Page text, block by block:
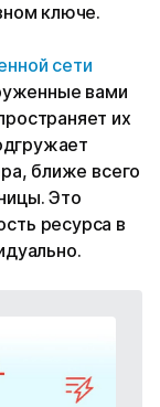
ключе.
сети
вами
их
ближе всего
Это
ресурса в